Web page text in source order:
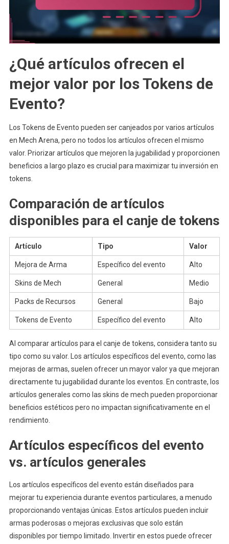
¿Qué artículos ofrecen el
mejor valor por los Tokens de
Evento?
Los Tokens de Evento pueden ser canjeados por varios artículos
en Mech Arena, pero no todos los artículos ofrecen el mismo
valor. Priorizar artículos que mejoren la jugabilidad y proporcionen
beneficios a largo plazo es crucial para maximizar tu inversión en
tokens.
Comparación de artículos
disponibles para el canje de tokens
Artículo Tipo Valor
Mejora de Arma Específico del evento Alto
Skins de Mech General Medio
Packs de Recursos General Bajo
Tokens de Evento Específico del evento Alto
Al comparar artículos para el canje de tokens, considera tanto su
tipo como su valor. Los artículos específicos del evento, como las
mejoras de armas, suelen ofrecer un mayor valor ya que mejoran
directamente tu jugabilidad durante los eventos. En contraste, los
artículos generales como las skins de mech pueden proporcionar
beneficios estéticos pero no impactan significativamente en el
rendimiento.
Artículos específicos del evento
vs. artículos generales
Los artículos específicos del evento están diseñados para
mejorar tu experiencia durante eventos particulares, a menudo
proporcionando ventajas únicas. Estos artículos pueden incluir
armas poderosas o mejoras exclusivas que solo están
disponibles por tiempo limitado. Invertir en estos puede ofrecer